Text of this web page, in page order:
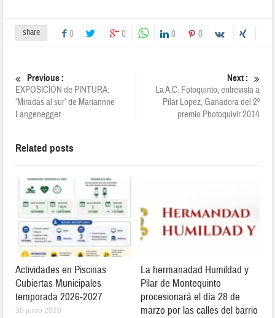
share 0 0 0 0
Previous :
EXPOSICIÓN de PINTURA:
‘Miradas al sur’ de Mariannne
Langenegger
Next :
La A.C. Fotoquinto, entrevista a
Pilar Lopez, Ganadora del 2º
premio Photoquivir 2014
Related posts
Actividades en Piscinas
Cubiertas Municipales
temporada 2026-2027
30 junio 2026
La hermanadad Humildad y
Pilar de Montequinto
procesionará el día 28 de
marzo por las calles del barrio